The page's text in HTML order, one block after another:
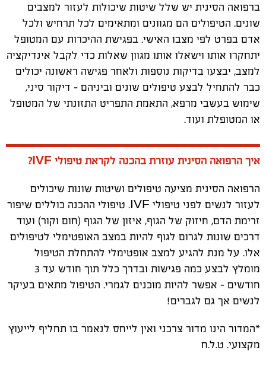
ברפואה הסינית יש שלל שיטות שיכולות לעזור למצבים
שונים. הטיפולים הם מגוונים ומתאימים לכל תרחיש ולכל
אדם בפרט לפי מצבו האישי. בפגישת ההיכרות עם המטופל
יתחקרו אותו וישאלו אותו מגוון שאלות כדי לקבל אינדיקציה
למצב, יבצעו בדיקות נוספות ולאחר פגישה ראשונה יכולים
כבר להתחיל לבצע טיפולים שונים וביניהם – דיקור סיני,
שימוש בעשבי מרפא, התאמת התפריט התזונתי של המטופל
או המטופלת ועוד.
איך הרפואה הסינית עוזרת בהכנה לקראת טיפולי IVF
?
הרפואה הסינית מציעה טיפולים ושיטות שונות שיכולים
לעזור לנשים לפני טיפולי IVF . טיפולי ההכנה כוללים שיפור
זרימת הדם, חיזוק של הגוף, איזון של הגוף (חום וקור) ועוד
דרכים שונות לגרום לגוף להיות במצב האופטימלי לטיפולים
אלו. על מנת להגיע למצב אופטימלי להתחלת הטיפול
מומלץ לבצע כמה פגישות ובדרך כלל תוך חודש עד 3
חודשים – אפשר להיות מוכנים לגמרי. הטיפול מתאים בעיקר
לנשים אך גם לגברים!
*המדור הינו מדור צרכני ואין לייחס לנאמר בו תחליף לייעוץ
מקצועי. ט.ל.ח